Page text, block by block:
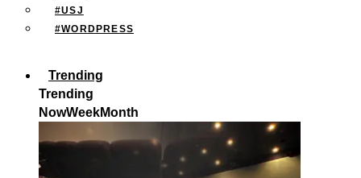
#USJ
#WORDPRESS
Trending
Trending
NowWeekMonth